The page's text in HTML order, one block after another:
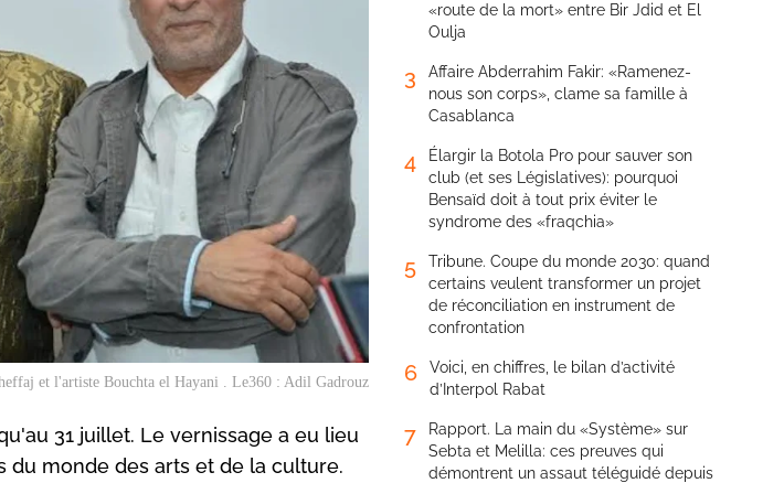
et l'artiste Bouchta el Hayani . Le360 : Adil Gadrouz
31 juillet. Le vernissage a eu lieu
du monde des arts et de la culture.
«route de la mort» entre Bir Jdid et El
Oulja
3
Affaire Abderrahim Fakir: «Ramenez-
nous son corps», clame sa famille à
Casablanca
4
Élargir la Botola Pro pour sauver son
club (et ses Législatives): pourquoi
Bensaïd doit à tout prix éviter le
syndrome des «fraqchia»
5
Tribune. Coupe du monde 2030: quand
certains veulent transformer un projet
de réconciliation en instrument de
confrontation
6
Voici, en chiffres, le bilan d’activité
d’Interpol Rabat
7
Rapport. La main du «Système» sur
Sebta et Melilla: ces preuves qui
démontrent un assaut téléguidé depuis